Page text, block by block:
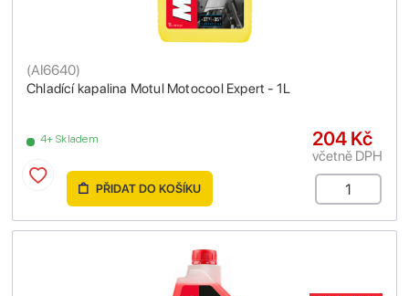
Chladící kapalina Motul Motocool Expert - 1L
(AI6640)
4+ Skladem 204 Kč
včetně DPH
PŘIDAT DO KOŠÍKU